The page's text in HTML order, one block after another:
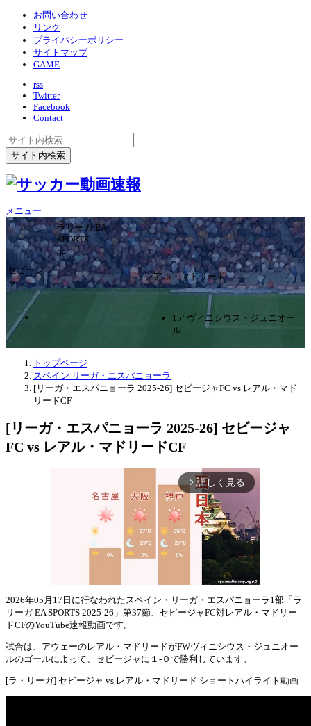
お問い合わせ
リンク
プライバシーポリシー
サイトマップ
GAME
rss
Twitter
Facebook
Contact
メニュー
ラリーガ EA
SPORTS
0ｰ1
セビージ
ャ
レアル・マドリード
15’ ヴィニシウス・ジュニオー
ル
トップページ
スペイン リーガ・エスパニョーラ
[リーガ・エスパニョーラ 2025-26] セビージャFC vs レアル・マド
リードCF
[リーガ・エスパニョーラ 2025-26] セビージャ
FC vs レアル・マドリードCF
arrow_forward_ios 詳しく見る
2026年05月17日に行なわれたスペイン・リーガ・エスパニョーラ1部「ラ
リーガ EA SPORTS 2025-26」第37節、セビージャFC対レアル・マドリー
ドCFのYouTube速報動画です。
試合は、アウェーのレアル・マドリードがFWヴィニシウス・ジュニオー
ルのゴールによって、セビージャに１-０で勝利しています。
[ラ・リーガ] セビージャ vs レアル・マドリード ショートハイライト動画